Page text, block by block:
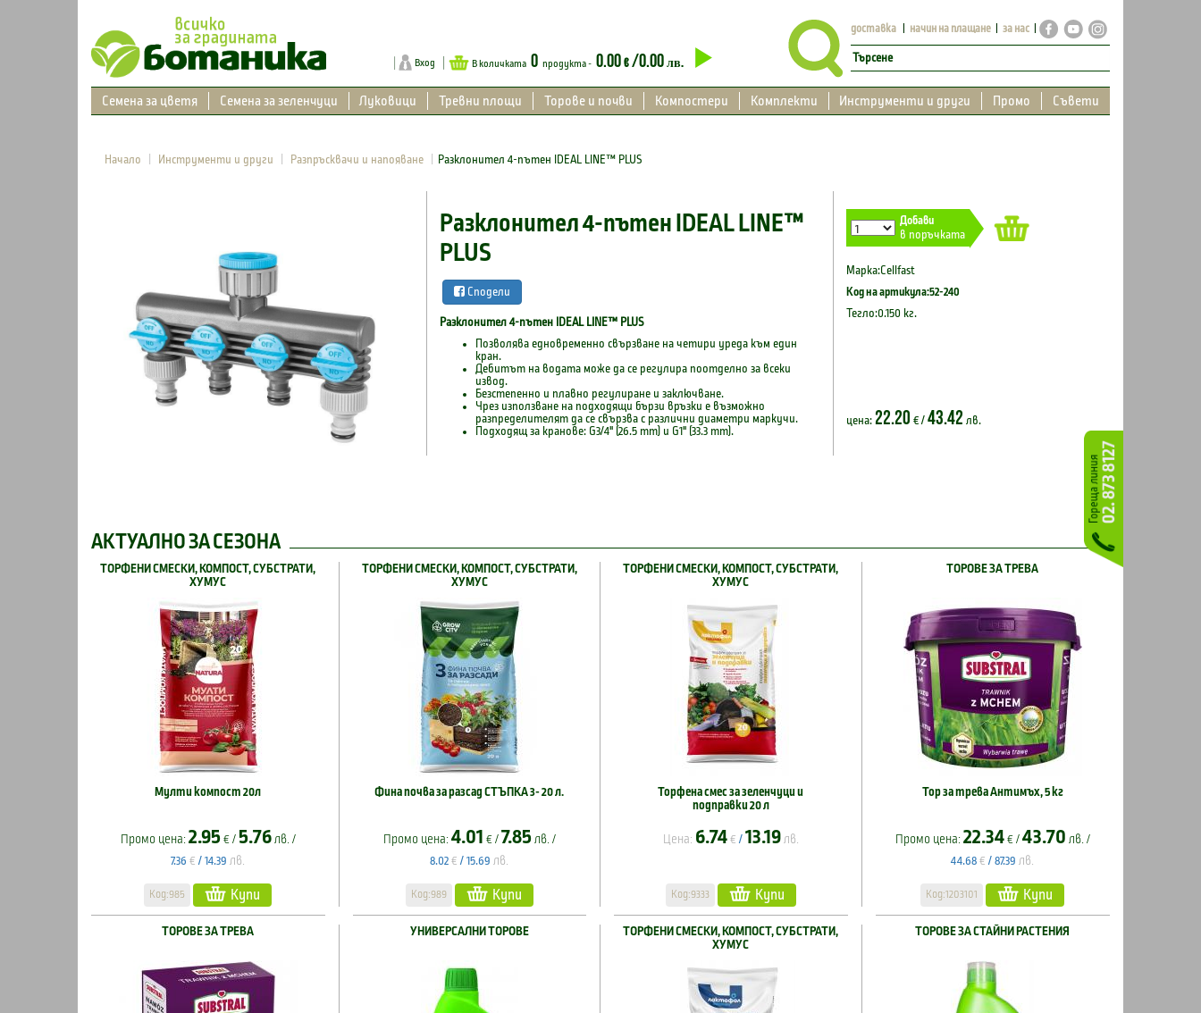
Вход В количката 0 продукта - 0.00€/0.00лв.
доставка начин на плащане за нас
Семена за цветя Семена за зеленчуци Луковици Тревни площи Торове и почви Компостери Комплекти Инструменти и други Промо Съвети
Начало Инструменти и други Разпръсквачи и напояване Разклонител 4-пътен IDEAL LINE™ PLUS
Разклонител 4-пътен IDEAL LINE™
PLUS
Сподели
Разклонител 4-пътен IDEAL LINE™ PLUS
Позволява едновременно свързване на четири уреда към един
кран.
Дебитът на водата може да се регулира поотделно за всеки
извод.
Безстепенно и плавно регулиране и заключване.
Чрез използване на подходящи бързи връзки е възможно
разпределителят да се свързва с различни диаметри маркучи.
Подходящ за кранове: G3/4" (26.5 mm) и G1" (33.3 mm).
Добави
в поръчката
Марка:Cellfast
Код на артикула:52-240
Тегло:0.150 кг.
цена: 22.20 € / 43.42 лв.
АКТУАЛНО ЗА СЕЗОНА
ТОРФЕНИ СМЕСКИ, КОМПОСТ, СУБСТРАТИ,
ХУМУС
Мулти компост 20л
Промо цена: 2.95 € / 5.76 лв. /
7.36 € /14.39 лв.
Код:985 Купи
ТОРФЕНИ СМЕСКИ, КОМПОСТ, СУБСТРАТИ,
ХУМУС
Фина почва за разсад СТЪПКА 3- 20 л.
Промо цена: 4.01 € / 7.85 лв. /
8.02 € /15.69 лв.
Код:989 Купи
ТОРФЕНИ СМЕСКИ, КОМПОСТ, СУБСТРАТИ,
ХУМУС
Торфена смес за зеленчуци и
подправки 20 л
Цена: 6.74 € / 13.19 лв.
Код:9333 Купи
ТОРОВЕ ЗА ТРЕВА
Тор за трева Антимъх, 5 кг
Промо цена: 22.34 € / 43.70 лв. /
44.68 € /87.39 лв.
Код:1203101 Купи
ТОРОВЕ ЗА ТРЕВА УНИВЕРСАЛНИ ТОРОВЕ
ТОРФЕНИ СМЕСКИ, КОМПОСТ, СУБСТРАТИ,
ХУМУС
ТОРОВЕ ЗА СТАЙНИ РАСТЕНИЯ